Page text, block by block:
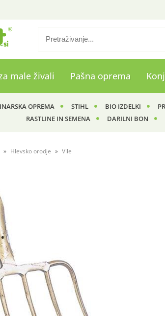
male živali Pašna oprema
OPREMA STIHL BIO IZDELKI
RASTLINE IN SEMENA
DARILNI BON
Hlevsko orodje Vile